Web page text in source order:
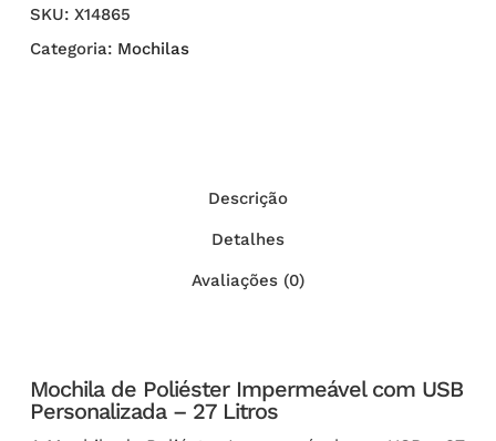
SKU: X14865
Categoria: Mochilas
Descrição
Detalhes
Avaliações (0)
Mochila de Poliéster Impermeável com USB
Personalizada – 27 Litros